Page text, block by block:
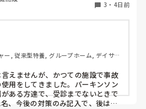
プロフィールとヒヤリ発生場所
測される被害・対応策のフリー
減らそうと、丸をつけて選択す
すが、あまり浸透せず…。
変更を検討したく、使いやすい
3 ・ 4日前
ー, 従来型特養, グループホーム, デイサー
えませんが、かつての施設で事故
用をしてきました。パーキンソン
ある方達で、受診までないときで
、今後の対策のみ記入で、後は○